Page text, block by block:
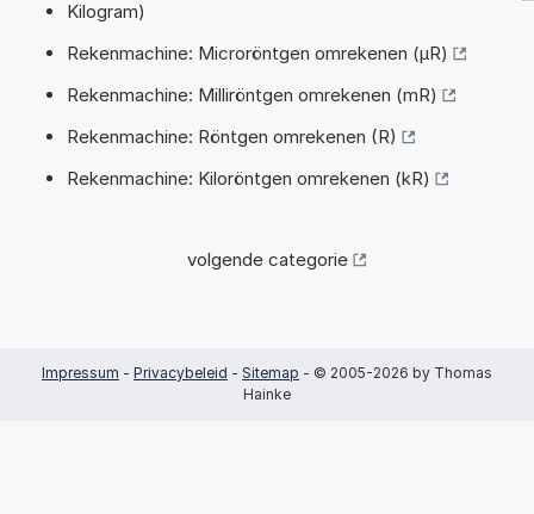
Kilogram)
Rekenmachine: Microröntgen omrekenen (µR)
Rekenmachine: Milliröntgen omrekenen (mR)
Rekenmachine: Röntgen omrekenen (R)
Rekenmachine: Kiloröntgen omrekenen (kR)
volgende categorie
Impressum - Privacybeleid - Sitemap - © 2005-2026 by Thomas
Hainke